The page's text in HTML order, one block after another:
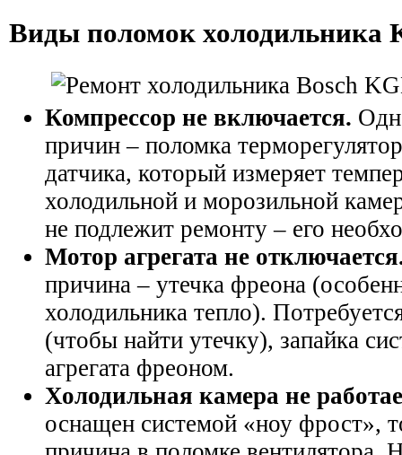
Виды поломок холодильника
Компрессор не включается.
причин – поломка
датчика, который измеряет
холодильной и морозильной
не подлежит ремонту – его
Мотор агрегата не
причина – утечка фреона
холодильника тепло).
(чтобы найти утечку), запайка
агрегата фреоном.
Холодильная камера не
оснащен системой «ноу фрост»,